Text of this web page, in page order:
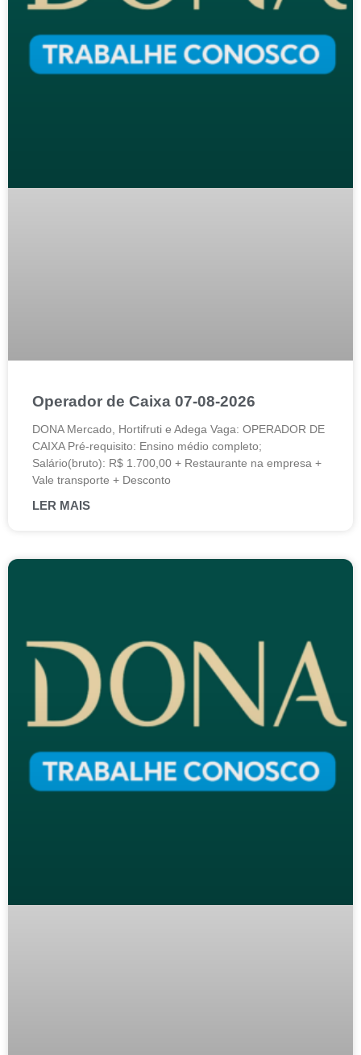
Operador de Caixa 07-08-2026
DONA Mercado, Hortifruti e Adega Vaga: OPERADOR DE
CAIXA Pré-requisito: Ensino médio completo;
Salário(bruto): R$ 1.700,00 + Restaurante na empresa +
Vale transporte + Desconto
LER MAIS